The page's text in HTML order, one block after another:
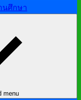
นศึกษา
menu